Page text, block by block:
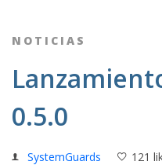
NOTICIAS
0.5.0
SystemGuards 121